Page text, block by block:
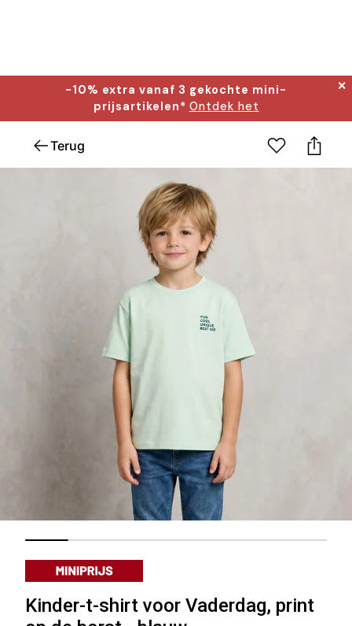
-10% extra vanaf 3 gekochte mini-
prijsartikelen* Ontdek het
✕
Terug
Kinder-t-shirt voor Vaderdag, print